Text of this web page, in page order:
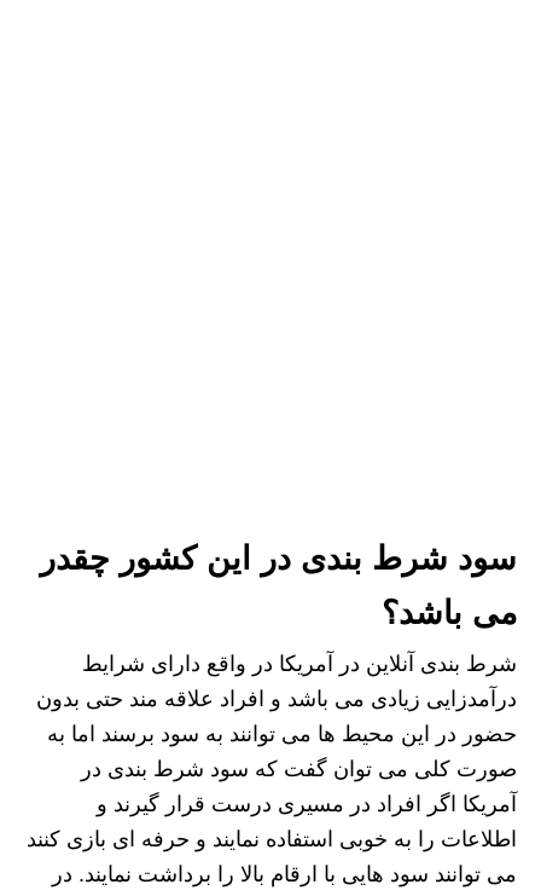
سود شرط بندی در این کشور چقدر
می باشد؟
شرط بندی آنلاین در آمریکا در واقع دارای شرایط
درآمدزایی زیادی می باشد و افراد علاقه مند حتی بدون
حضور در این محیط ها می توانند به سود برسند اما به
صورت کلی می توان گفت که سود شرط بندی در
آمریکا اگر افراد در مسیری درست قرار گیرند و
اطلاعات را به خوبی استفاده نمایند و حرفه ای بازی کنند
می توانند سود هایی با ارقام بالا را برداشت نمایند. در